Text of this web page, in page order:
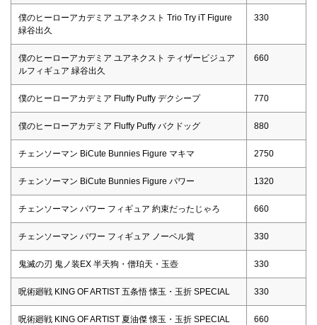
僕のヒーローアカデミア ユアネクスト Trio Try iT Figure
緑谷出久
330
僕のヒーローアカデミア ユアネクスト ティザービジュア
ルフィギュア 緑谷出久
660
僕のヒーローアカデミア Fluffy Puffy デクシープ 770
僕のヒーローアカデミア Fluffy Puffy バクドッグ 880
チェンソーマン BiCute Bunnies Figure マキマ 2750
チェンソーマン BiCute Bunnies Figure パワー 1320
チェンソーマン パワー フィギュア 約束だったじゃろ 660
チェンソーマン パワー フィギュア ノーベル賞 330
鬼滅の刃 鬼ノ装EX 半天狗・僧珀天・玉壺 330
呪術廻戦 KING OF ARTIST 五条悟 懐玉・玉折 SPECIAL 330
呪術廻戦 KING OF ARTIST 夏油傑 懐玉・玉折 SPECIAL 660